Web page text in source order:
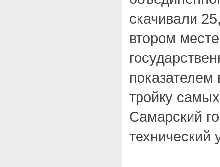
скачивали
втором
тройку
Самарский
технический